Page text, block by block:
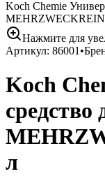
Koch Chemie
Нажмите для
Артикул: 86001 •
Koch
л